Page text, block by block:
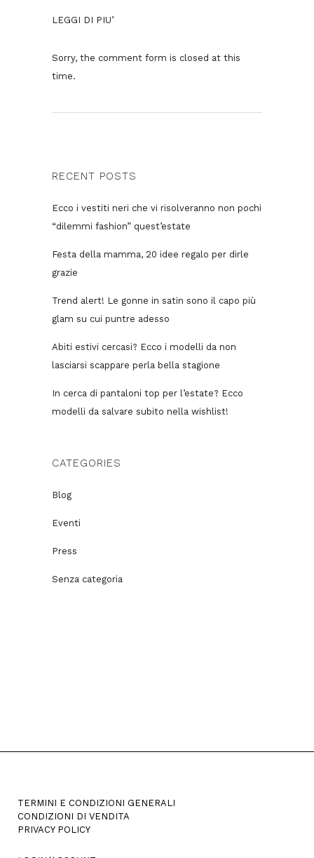
LEGGI DI PIU’
Sorry, the comment form is closed at this
time.
RECENT POSTS
Ecco i vestiti neri che vi risolveranno non pochi
“dilemmi fashion” quest’estate
Festa della mamma, 20 idee regalo per dirle
grazie
Trend alert! Le gonne in satin sono il capo più
glam su cui puntre adesso
Abiti estivi cercasi? Ecco i modelli da non
lasciarsi scappare perla bella stagione
In cerca di pantaloni top per l’estate? Ecco
modelli da salvare subito nella wishlist!
CATEGORIES
Blog
Eventi
Press
Senza categoria
TERMINI E CONDIZIONI GENERALI
CONDIZIONI DI VENDITA
PRIVACY POLICY